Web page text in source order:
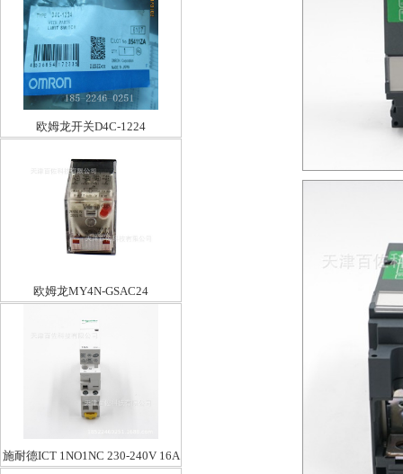
欧姆龙开关D4C-1224
欧姆龙MY4N-GSAC24
施耐德ICT 1NO1NC 230-240V 16A